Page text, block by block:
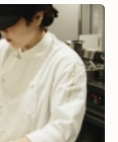
援・愛していただ
上陸5年を迎え
え間なく咲き続け
品を作り、より一
し、お届けしてま